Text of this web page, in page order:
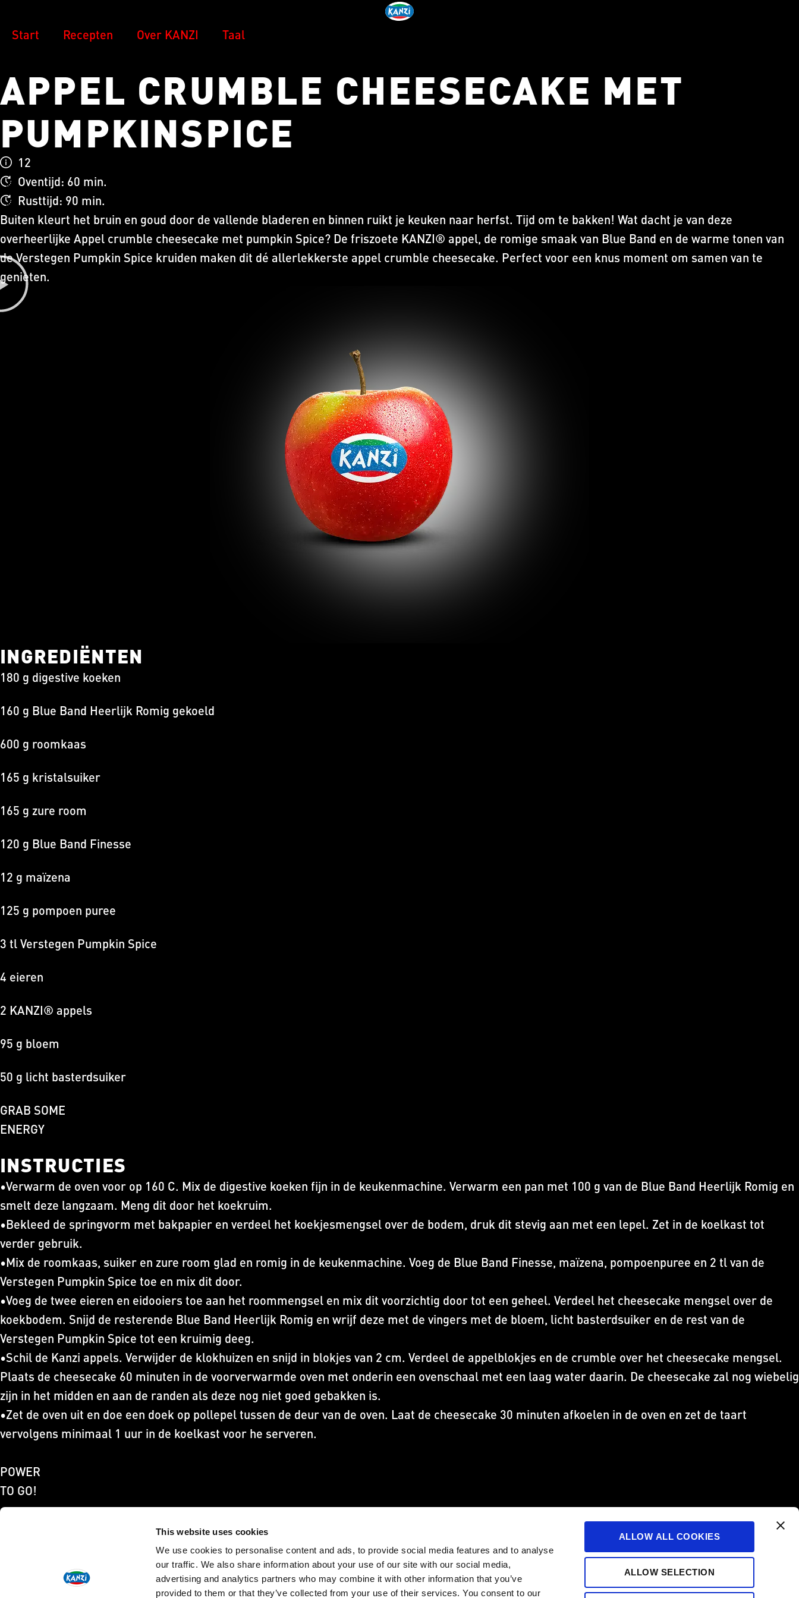
This website uses cookies
We use cookies to personalise content and ads, to provide social media features and to analyse
our traffic. We also share information about your use of our site with our social media,
advertising and analytics partners who may combine it with other information that you’ve
provided to them or that they’ve collected from your use of their services. You consent to our
ALLOW ALL COOKIES
ALLOW SELECTION
Start Recepten Over KANZI Taal
APPEL CRUMBLE CHEESECAKE MET
PUMPKINSPICE
12
Oventijd: 60 min.
Rusttijd: 90 min.
Buiten kleurt het bruin en goud door de vallende bladeren en binnen ruikt je keuken naar herfst. Tijd om te bakken! Wat dacht je van deze
overheerlijke Appel crumble cheesecake met pumpkin Spice? De friszoete KANZI® appel, de romige smaak van Blue Band en de warme tonen van
de Verstegen Pumpkin Spice kruiden maken dit dé allerlekkerste appel crumble cheesecake. Perfect voor een knus moment om samen van te
genieten.
INGREDIËNTEN
180 g digestive koeken
160 g Blue Band Heerlijk Romig gekoeld
600 g roomkaas
165 g kristalsuiker
165 g zure room
120 g Blue Band Finesse
12 g maïzena
125 g pompoen puree
3 tl Verstegen Pumpkin Spice
4 eieren
2 KANZI® appels
95 g bloem
50 g licht basterdsuiker
GRAB SOME
ENERGY
INSTRUCTIES
•Verwarm de oven voor op 160 C. Mix de digestive koeken fijn in de keukenmachine. Verwarm een pan met 100 g van de Blue Band Heerlijk Romig en
smelt deze langzaam. Meng dit door het koekruim.
•Bekleed de springvorm met bakpapier en verdeel het koekjesmengsel over de bodem, druk dit stevig aan met een lepel. Zet in de koelkast tot
verder gebruik.
•Mix de roomkaas, suiker en zure room glad en romig in de keukenmachine. Voeg de Blue Band Finesse, maïzena, pompoenpuree en 2 tl van de
Verstegen Pumpkin Spice toe en mix dit door.
•Voeg de twee eieren en eidooiers toe aan het roommengsel en mix dit voorzichtig door tot een geheel. Verdeel het cheesecake mengsel over de
koekbodem. Snijd de resterende Blue Band Heerlijk Romig en wrijf deze met de vingers met de bloem, licht basterdsuiker en de rest van de
Verstegen Pumpkin Spice tot een kruimig deeg.
•Schil de Kanzi appels. Verwijder de klokhuizen en snijd in blokjes van 2 cm. Verdeel de appelblokjes en de crumble over het cheesecake mengsel.
Plaats de cheesecake 60 minuten in de voorverwarmde oven met onderin een ovenschaal met een laag water daarin. De cheesecake zal nog wiebelig
zijn in het midden en aan de randen als deze nog niet goed gebakken is.
•Zet de oven uit en doe een doek op pollepel tussen de deur van de oven. Laat de cheesecake 30 minuten afkoelen in de oven en zet de taart
vervolgens minimaal 1 uur in de koelkast voor he serveren.
POWER
TO GO!
FOLLOW US ON SOCIAL MEDIA